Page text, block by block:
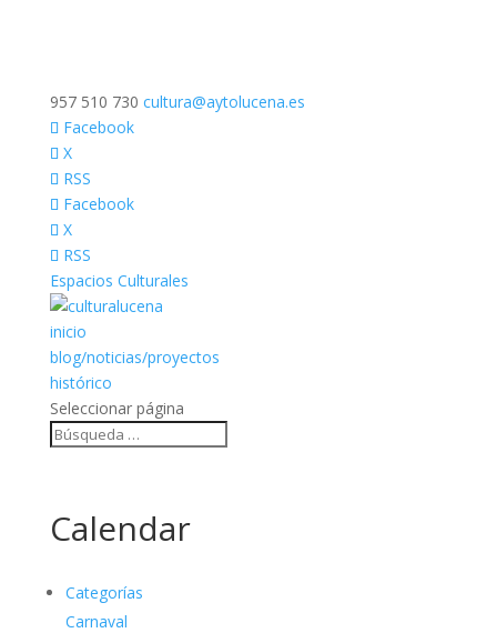
957 510 730 cultura@aytolucena.es
Facebook
X
RSS
Facebook
X
RSS
Espacios Culturales
inicio
blog/noticias/proyectos
histórico
Seleccionar página
Calendar
Categorías
Carnaval